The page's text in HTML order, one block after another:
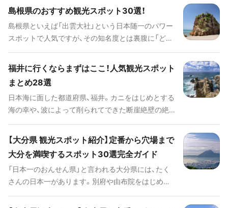
ご紹介していきます。NHK大河ドラマ『花燃ゆ』の撮
影地として有名になった山口県萩市には、幕末から
明治維新にかけての重要文化財がいくつもあり、幕
末ファンには堪らないスポットが盛り沢山です。そ
んな山口県の魅力を厳選してお届けします。
島根県のおすすめ観光スポット30選！
島根県といえば「出雲大社」という日本随一のパワー
スポットで人気ですが、その知名度とは裏腹に「どこ
にあるか分からない都道府県ランキング」1位を獲得
してしまうような、少し残念な面もあります。しか
し、出雲大社だけではありません！ 日本海に面してい
るので海の幸がおいしく、そして海に沈む夕日を見
ながらゆったり温泉に浸かることだってできちゃい
ます。今回は島根県を深掘りして、島根県の定番観光
スポットをご紹介します。
福井に行くならまずはここ！人気観光スポット
まとめ28選
日本海に面した都道府県、福井。カニをはじめとする
海の幸や、波によって削られてできた断崖絶壁の絶
景、渡し舟でしか行けない無人島など、海に近い地域
ならではの観光スポットが多いのが特徴です。しか
し、それだけではありません。恐竜の化石が数多く発
掘されたり、古城や歴史ある寺院、温泉地まで備えて
います。また、水羊羹や油揚げの年間消費量が日本一
だったり。面白い県民性も備えているんです。今回
は、福井県の定番スポットやグルメを中心にオスス
【大分県 観光スポット紹介】定番から穴場まで
大分を満喫するスポット30選完全ガイド
「日本一のおんせん県」と言われる大分県には、たく
さんの日本一があります。別府や由布院をはじめと
する、全国的に有名な温泉はもちろん、地元県産の新
鮮で美味しい食べ物に写真におさめたくなる美しい